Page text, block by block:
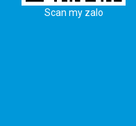
Scan my zalo